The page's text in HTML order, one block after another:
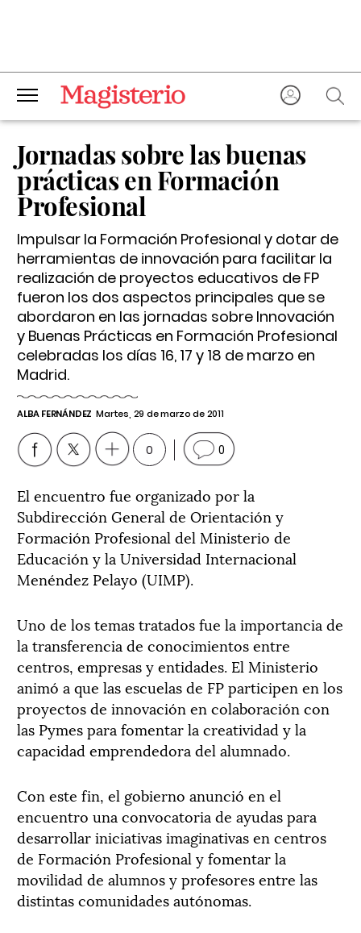
Jornadas sobre las buenas
prácticas en Formación
Profesional
Impulsar la Formación Profesional y dotar de
herramientas de innovación para facilitar la
realización de proyectos educativos de FP
fueron los dos aspectos principales que se
abordaron en las jornadas sobre Innovación
y Buenas Prácticas en Formación Profesional
celebradas los días 16, 17 y 18 de marzo en
Madrid.
ALBA FERNÁNDEZ Martes, 29 de marzo de 2011
0 0
El encuentro fue organizado por la
Subdirección General de Orientación y
Formación Profesional del Ministerio de
Educación y la Universidad Internacional
Menéndez Pelayo (UIMP).
Uno de los temas tratados fue la importancia de
la transferencia de conocimientos entre
centros, empresas y entidades. El Ministerio
animó a que las escuelas de FP participen en los
proyectos de innovación en colaboración con
las Pymes para fomentar la creatividad y la
capacidad emprendedora del alumnado.
Con este fin, el gobierno anunció en el
encuentro una convocatoria de ayudas para
desarrollar iniciativas imaginativas en centros
de Formación Profesional y fomentar la
movilidad de alumnos y profesores entre las
distintas comunidades autónomas.